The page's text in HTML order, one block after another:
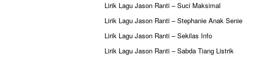
Lirik Lagu Jason Ranti – Suci Maksimal
Lirik Lagu Jason Ranti – Stephanie Anak Senie
Lirik Lagu Jason Ranti – Sekilas Info
Lirik Lagu Jason Ranti – Sabda Tiang Listrik